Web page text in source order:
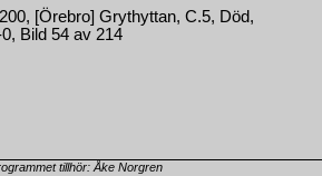
[Örebro] Grythyttan, C.5, Död,
Bild 54 av 214
tillhör: Åke Norgren